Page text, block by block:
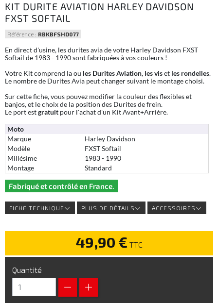
KIT DURITE AVIATION HARLEY DAVIDSON
FXST SOFTAIL
Référence : RBKBFSHD077
En direct d'usine, les durites avia de votre Harley Davidson FXST
Softail de 1983 - 1990 sont fabriquées à vos couleurs !
Votre Kit comprend la ou les Durites Aviation, les viset les rondelles.
Le nombre de Durites Avia peut changer suivant le montage choisi.
Sur cette fiche, vous pouvez modifier la couleur des flexibles et
banjos, et le choix de la position des Durites de frein.
Le port estgratuit pour l'achat d'un Kit Avant+Arrière.
Moto
Marque
Harley Davidson
Modèle
FXST Softail
Millésime
1983 - 1990
Montage
Standard
Fabriqué et contrôlé en France.
FICHE TECHNIQUE PLUS DE DÉTAILS ACCESSOIRES
49,90 € TTC
Quantité